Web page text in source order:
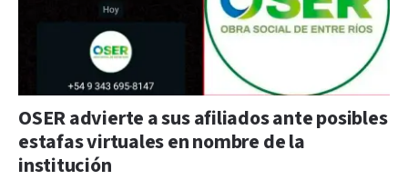
OSER advierte a sus afiliados ante posibles
estafas virtuales en nombre de la
institución